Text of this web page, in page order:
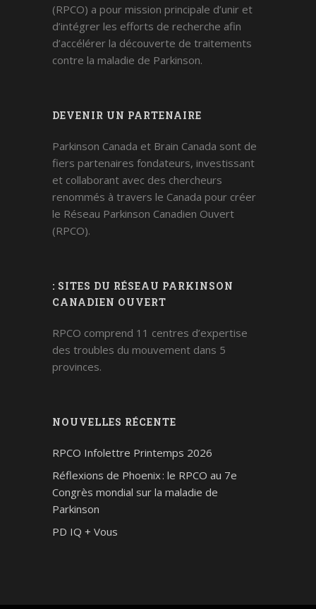
(RPCO) a pour mission principale d’unir et
d’intégrer les efforts de recherche afin
d’accélérer la découverte de traitements
contre la maladie de Parkinson.
DEVENIR UN PARTENAIRE
Parkinson Canada et Brain Canada sont de
fiers partenaires fondateurs, investissant
et collaborant avec des chercheurs
renommés à travers le Canada pour créer
le Réseau Parkinson Canadien Ouvert
(RPCO).
: SITES DU RÉSEAU PARKINSON
CANADIEN OUVERT
RPCO comprend 11 centres d’expertise
des troubles du mouvement dans 5
provinces.
NOUVELLES RÉCENTE
RPCO Infolettre Printemps 2026
Réflexions de Phoenix : le RPCO au 7e
Congrès mondial sur la maladie de
Parkinson
PD IQ + Vous